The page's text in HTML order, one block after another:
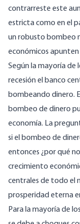
contrarreste este
estricta como en el
un robusto bombeo
económicos
Según la mayoría de
recesión el banco
bombeando dinero.
bombeo de dinero
economía. La
si el bombeo de
entonces ¿por qué
crecimiento
centrales de todo el
prosperidad eterna
Para la mayoría de